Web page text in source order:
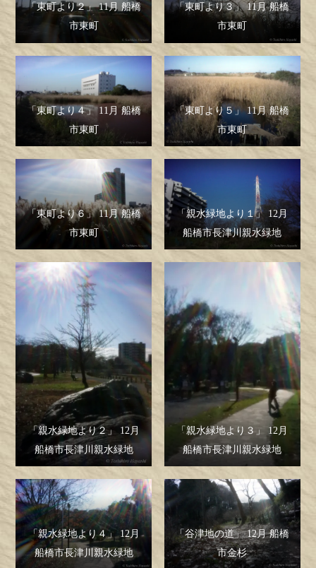
「東町より２」 11月 船橋
市東町
「東町より３」 11月 船橋
市東町
「東町より４」 11月 船橋
市東町
「東町より５」 11月 船橋
市東町
「東町より６」 11月 船橋
市東町
「親水緑地より１」 12月
船橋市長津川親水緑地
「親水緑地より２」 12月
船橋市長津川親水緑地
「親水緑地より３」 12月
船橋市長津川親水緑地
「親水緑地より４」 12月
船橋市長津川親水緑地
「谷津地の道」 12月 船橋
市金杉